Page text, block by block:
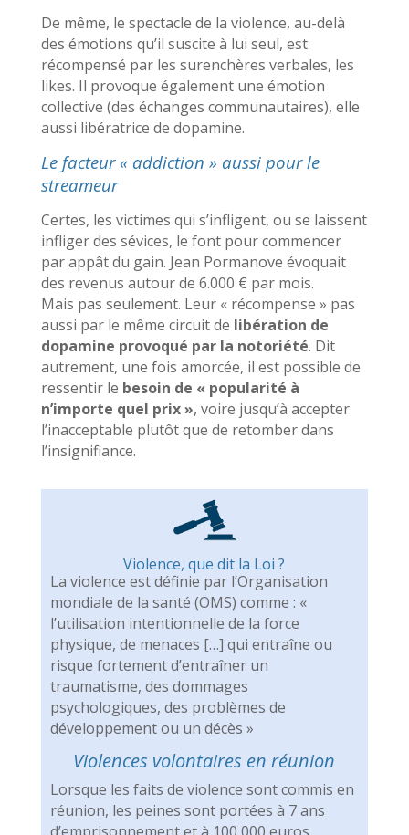
De même, le spectacle de la violence, au-delà
des émotions qu’il suscite à lui seul, est
récompensé par les surenchères verbales, les
likes. Il provoque également une émotion
collective (des échanges communautaires), elle
aussi libératrice de dopamine.
Le facteur « addiction » aussi pour le
streameur
Certes, les victimes qui s’infligent, ou se laissent
infliger des sévices, le font pour commencer
par appât du gain. Jean Pormanove évoquait
des revenus autour de 6.000 € par mois.
Mais pas seulement. Leur « récompense » pas
aussi par le même circuit de libération de
dopamine provoqué par la notoriété. Dit
autrement, une fois amorcée, il est possible de
ressentir le besoin de « popularité à
n’importe quel prix », voire jusqu’à accepter
l’inacceptable plutôt que de retomber dans
l’insignifiance.
Violence, que dit la Loi ?
La violence est définie par l’Organisation
mondiale de la santé (OMS) comme : «
l’utilisation intentionnelle de la force
physique, de menaces […] qui entraîne ou
risque fortement d’entraîner un
traumatisme, des dommages
psychologiques, des problèmes de
développement ou un décès »
Violences volontaires en réunion
Lorsque les faits de violence sont commis en
réunion, les peines sont portées à 7 ans